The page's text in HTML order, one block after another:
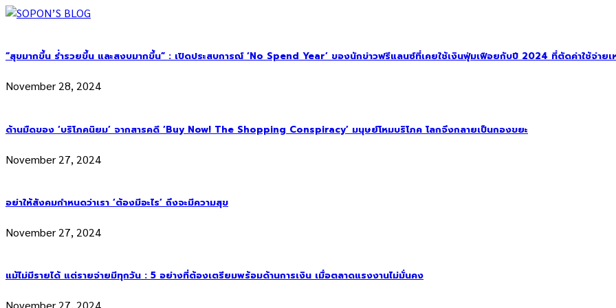
“สุขมากขึ้น ร่ำรวยขึ้น และสงบมากขึ้น” : เปิดประสบการณ์ ‘No Spend Year’ ของนักข่าวฟรีแลนซ์ที่เคยใช้เงินฟุ่มเฟือยกับปี 2024 ที่ตัดค่าใช้จ่ายเ
November 28, 2024
ด้านมืดของ ‘บริโภคนิยม’ จากสารคดี ‘Buy Now! The Shopping Conspiracy’ มนุษย์โหมบริโภค โลกจึงกลายเป็นกองขยะ
November 27, 2024
อย่าให้สังคมกำหนดว่าเรา ‘ต้องมีอะไร’ ถึงจะมีความสุข
November 27, 2024
แม้ไม่มีรายได้ แต่รายจ่ายมีทุกวัน : 5 อย่างที่ต้องเตรียมพร้อมด้านการเงิน เมื่อตลาดแรงงานไม่มั่นคง